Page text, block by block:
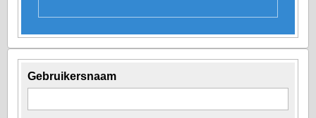
Gebruikersnaam